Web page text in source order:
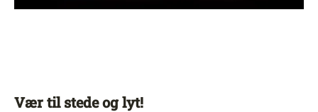
Vær til stede og lyt!